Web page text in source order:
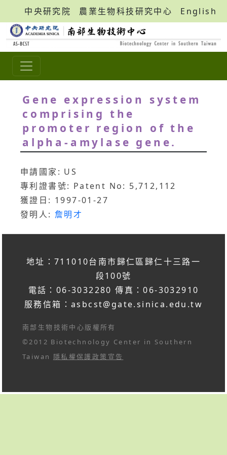
中央研究院 農業生物科技研究中心 English
Gene expression system
comprising the
promoter region of the
alpha-amylase gene.
申請國家: US
專利證書號: Patent No: 5,712,112
獲證日: 1997-01-27
發明人: 詹明才
地址：711010台南市歸仁區歸仁十三路一
段100號
電話：06-3032280 傳真：06-3032910
服務信箱： asbcst@gate.sinica.edu.tw
南部生物技術中心版權所有
©2012 Biotechnology Center in Southern
Taiwan 隱私權保護政策宣告